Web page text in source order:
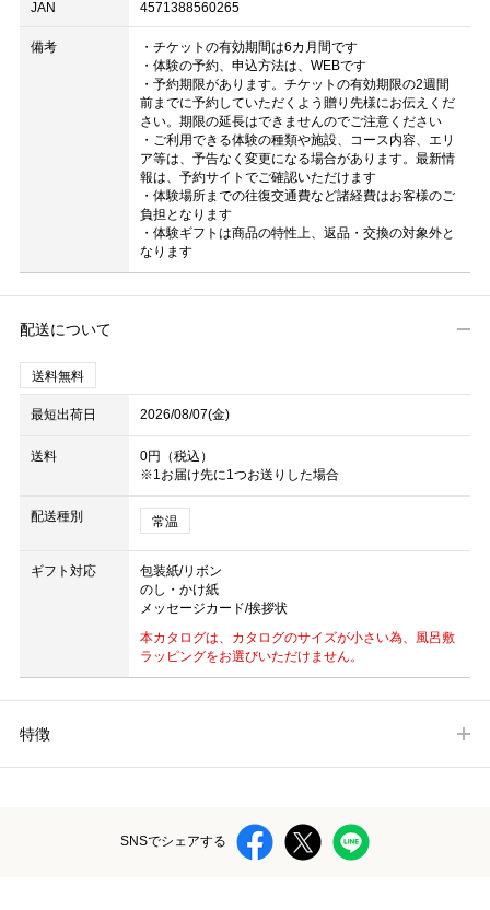
JAN 4571388560265
備考
・チケットの有効期間は6カ月間です
・体験の予約、申込方法は、WEBです
・予約期限があります。チケットの有効期限の2週間
前までに予約していただくよう贈り先様にお伝えくだ
さい。期限の延長はできませんのでご注意ください
・ご利用できる体験の種類や施設、コース内容、エリ
ア等は、予告なく変更になる場合があります。最新情
報は、予約サイトでご確認いただけます
・体験場所までの往復交通費など諸経費はお客様のご
負担となります
・体験ギフトは商品の特性上、返品・交換の対象外と
なります
配送について
送料無料
最短出荷日 2026/08/07(金)
送料
0円（税込）
※1お届け先に1つお送りした場合
配送種別 常温
ギフト対応
包装紙/リボン
のし・かけ紙
メッセージカード/挨拶状
本カタログは、カタログのサイズが小さい為、風呂敷
ラッピングをお選びいただけません。
特徴
SNSでシェアする